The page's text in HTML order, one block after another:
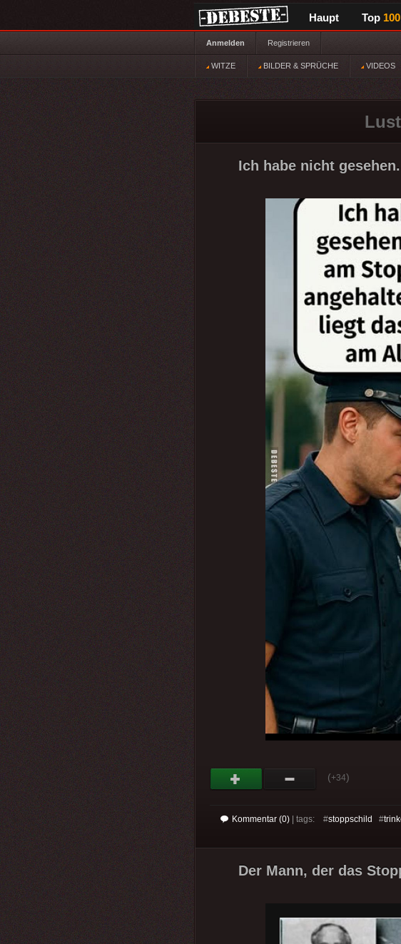
Haupt Top 100
Anmelden Registrieren
WITZE BILDER & SPRÜCHE VIDEOS
Ich habe nicht
(+34)
Kommentar (0) | tags: #stoppschild #
Der Mann, der das